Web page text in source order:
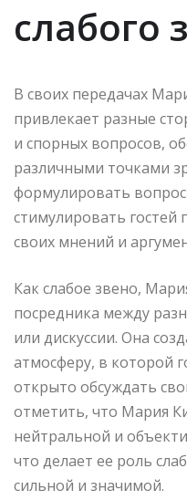
слабого
В своих передачах
привлекает разные
и спорных вопросов,
различными точками
формулировать
стимулировать
своих мнений и
Как слабое звено,
посредника между
или дискуссии. Она
атмосферу, в которой
открыто обсуждать
отметить, что Мария
нейтральной и
что делает ее роль
сильной и значимой.